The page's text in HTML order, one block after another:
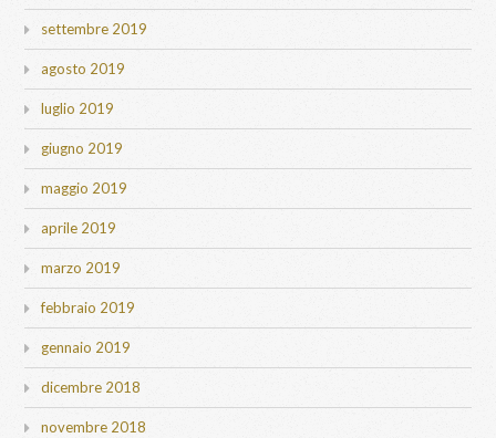
settembre 2019
agosto 2019
luglio 2019
giugno 2019
maggio 2019
aprile 2019
marzo 2019
febbraio 2019
gennaio 2019
dicembre 2018
novembre 2018